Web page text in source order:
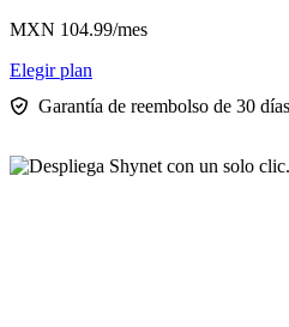
MXN 104.99/mes
Elegir plan
Garantía de reembolso de 30 días